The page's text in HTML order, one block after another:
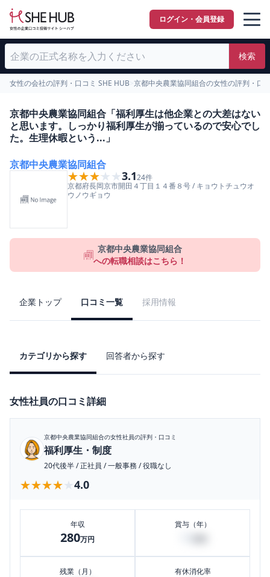
ログイン・会員登録
検索
女性の会社の評判・口コミ SHE HUB 京都中央農業協同組合の女性の評判・口
京都中央農業協同組合「福利厚生は他企業との大差はない
と思います。しっかり福利厚生が揃っているので安心でし
た。生理休暇という...」
京都中央農業協同組合
★★★★★
★★★★★3.124件
京都府長岡京市開田４丁目１４番８号/キョウトチュウオ
ウノウギョウ
京都中央農業協同組合
への転職相談はこちら！
企業トップ 口コミ一覧 採用情報
カテゴリから探す 回答者から探す
女性社員の口コミ詳細
京都中央農業協同組合の女性社員の評判・口コミ
福利厚生・制度
20代後半/正社員 /一般事務 /役職なし
★★★★★
★★★★★ 4.0
年収
280万円
賞与（年）
残業（月） 有休消化率